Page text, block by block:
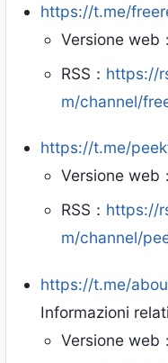
https://t.me/
Versione web：
RSS： https://
m/channel/
https://t.me/
Versione web：
RSS： https://
m/channel/
https://t.me/
Informazioni
Versione web：